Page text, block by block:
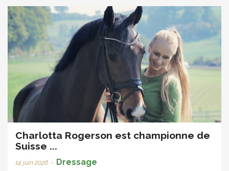
Charlotta Rogerson est championne de
Suisse ...
14 juin 2026 • Dressage